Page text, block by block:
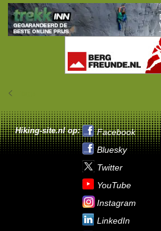
Hiking-site.nl op:
Facebook
Bluesky
Twitter
YouTube
Instagram
LinkedIn